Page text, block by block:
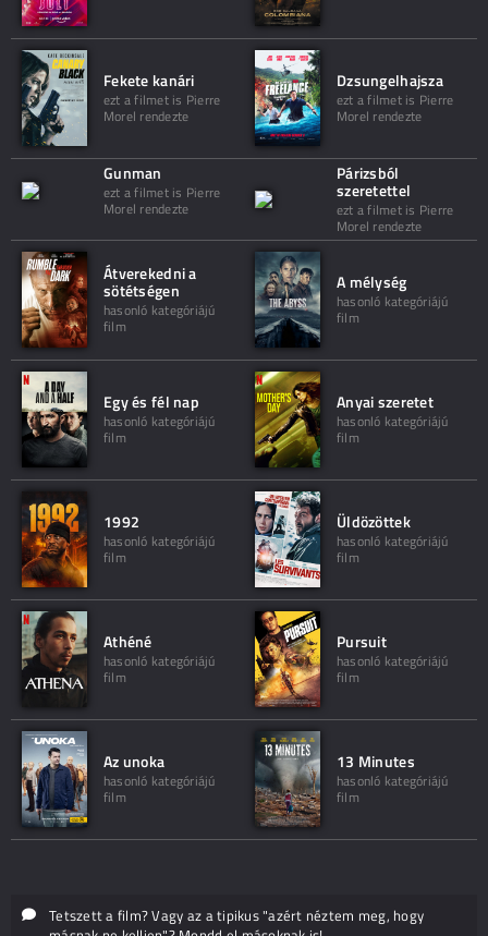
Fekete kanári
ezt a filmet is Pierre
Morel rendezte
Dzsungelhajsza
ezt a filmet is Pierre
Morel rendezte
Gunman
ezt a filmet is Pierre
Morel rendezte
Párizsból
szeretettel
ezt a filmet is Pierre
Morel rendezte
Átverekedni a
sötétségen
hasonló kategóriájú
film
A mélység
hasonló kategóriájú
film
Egy és fél nap
hasonló kategóriájú
film
Anyai szeretet
hasonló kategóriájú
film
1992
hasonló kategóriájú
film
Üldözöttek
hasonló kategóriájú
film
Athéné
hasonló kategóriájú
film
Pursuit
hasonló kategóriájú
film
Az unoka
hasonló kategóriájú
film
13 Minutes
hasonló kategóriájú
film
Tetszett a film? Vagy az a tipikus "azért néztem meg, hogy